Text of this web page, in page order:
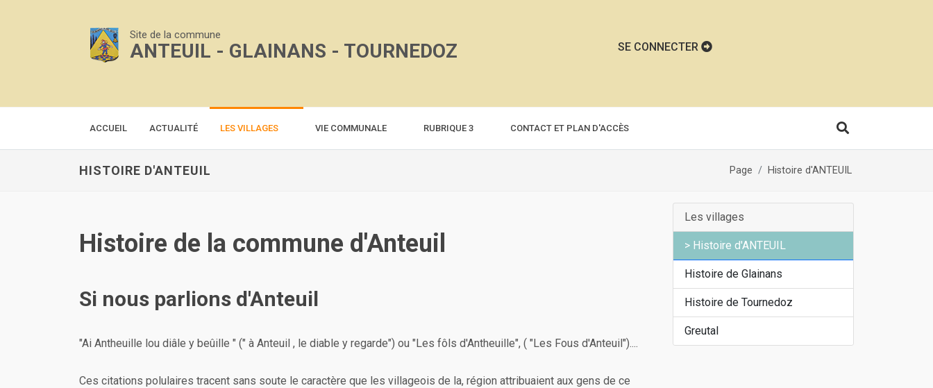
Site de la commune
ANTEUIL - GLAINANS - TOURNEDOZ SE CONNECTER
ACCUEIL ACTUALITÉ LES VILLAGES VIE COMMUNALE RUBRIQUE 3 CONTACT ET PLAN D'ACCÈS
HISTOIRE D'ANTEUIL Page Histoire d'ANTEUIL
Histoire de la commune d'Anteuil
Si nous parlions d'Anteuil
"Ai Antheuille lou diâle y beûille " (" à Anteuil , le diable y regarde") ou "Les fôls d'Antheuille", ( "Les Fous d'Anteuil")....
Ces citations polulaires tracent sans soute le caractère que les villageois de la, région attribuaient aux gens de ce
Les villages
Histoire d'ANTEUIL
Histoire de Glainans
Histoire de Tournedoz
Greutal